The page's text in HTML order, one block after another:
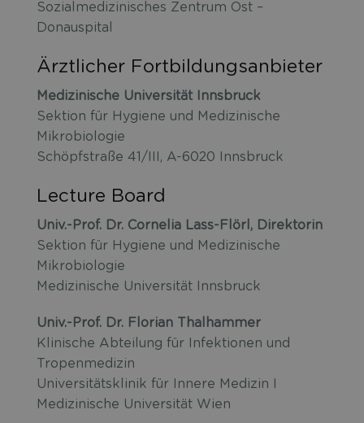
Sozialmedizinisches Zentrum Ost –
Donauspital
Ärztlicher Fortbildungsanbieter
Medizinische Universität Innsbruck
Sektion für Hygiene und Medizinische
Mikrobiologie
Schöpfstraße 41/III, A-6020 Innsbruck
Lecture Board
Univ.-Prof. Dr. Cornelia Lass-Flörl, Direktorin
Sektion für Hygiene und Medizinische
Mikrobiologie
Medizinische Universität Innsbruck
Univ.-Prof. Dr. Florian Thalhammer
Klinische Abteilung für Infektionen und
Tropenmedizin
Universitätsklinik für Innere Medizin I
Medizinische Universität Wien